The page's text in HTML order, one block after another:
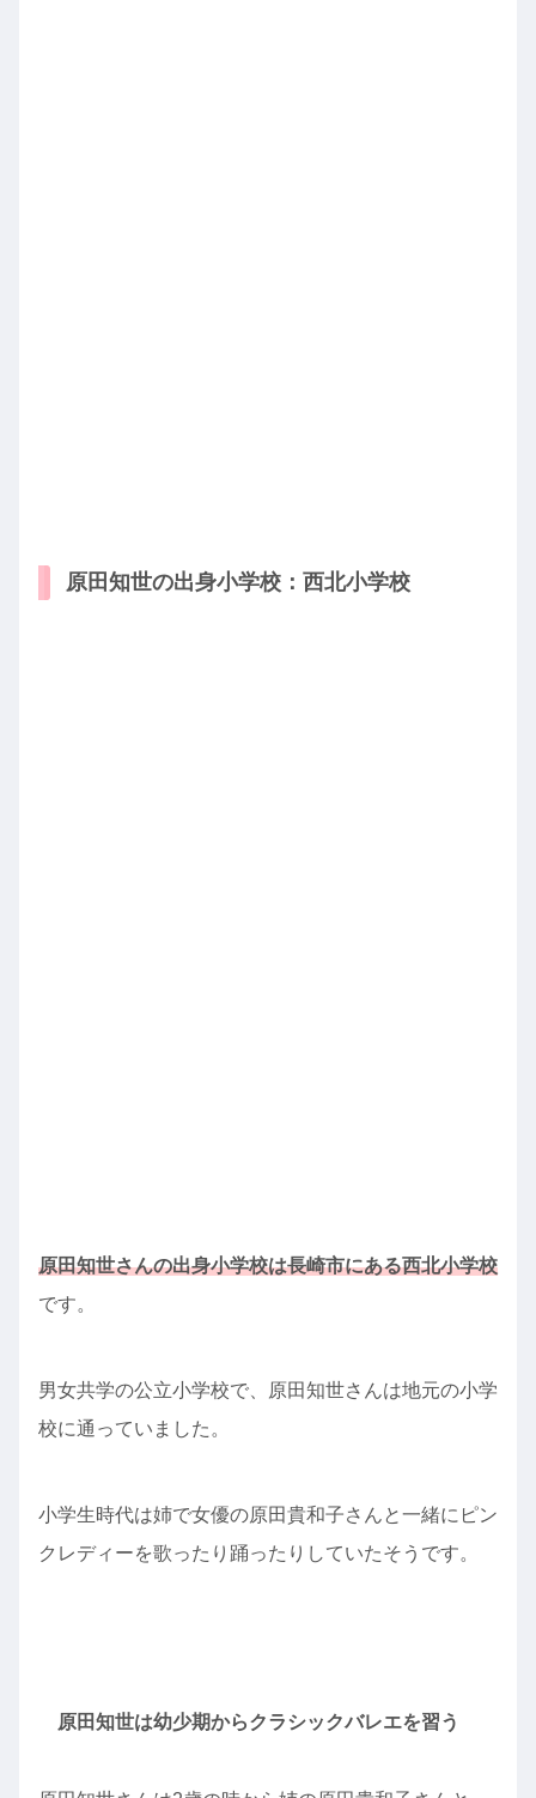
原田知世の出身小学校：西北小学校
原田知世さんの出身小学校は長崎市にある西北小学校
です。
男女共学の公立小学校で、原田知世さんは地元の小学
校に通っていました。
小学生時代は姉で女優の原田貴和子さんと一緒にピン
クレディーを歌ったり踊ったりしていたそうです。
原田知世は幼少期からクラシックバレエを習う